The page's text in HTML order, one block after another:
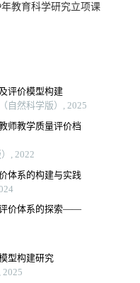
年教育科学研究立项课